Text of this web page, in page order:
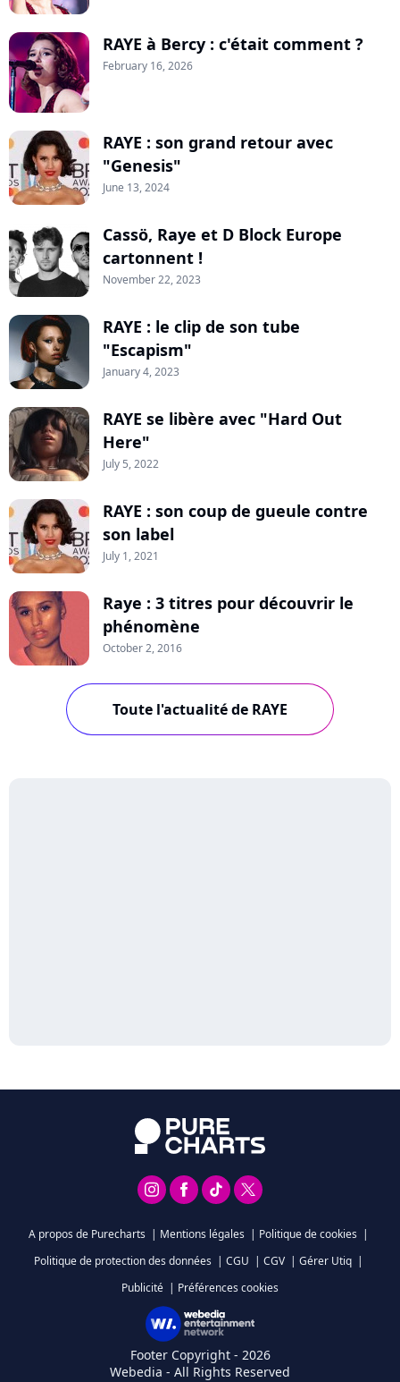
RAYE à Bercy : c'était comment ?
February 16, 2026
RAYE : son grand retour avec
"Genesis"
June 13, 2024
Cassö, Raye et D Block Europe
cartonnent !
November 22, 2023
RAYE : le clip de son tube
"Escapism"
January 4, 2023
RAYE se libère avec "Hard Out
Here"
July 5, 2022
RAYE : son coup de gueule contre
son label
July 1, 2021
Raye : 3 titres pour découvrir le
phénomène
October 2, 2016
Toute l'actualité de RAYE
A propos de Purecharts | Mentions légales | Politique de cookies |
Politique de protection des données | CGU | CGV | Gérer Utiq |
Publicité | Préférences cookies
Footer Copyright - 2026
Webedia - All Rights Reserved